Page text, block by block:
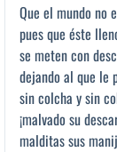
Que el mundo no
pues que éste
se meten con
dejando al que le
sin colcha y sin
¡malvado su
malditas sus